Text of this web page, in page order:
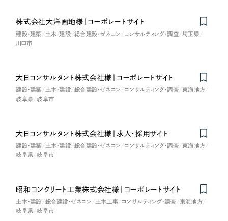
株式会社大洋画地様｜コーポレートサイト
建設・建築 土木・建設 総合建設・ゼネコン コンサルティング・調査
埼玉県
川口市
大日コンサルタント株式会社様｜コーポレートサイト
建設・建築 土木・建設 総合建設・ゼネコン コンサルティング・調査
東海地方
岐阜県
岐阜市
大日コンサルタント株式会社様｜求人・採用サイト
建設・建築 土木・建設 総合建設・ゼネコン コンサルティング・調査
東海地方
岐阜県
岐阜市
昭和コンクリート工業株式会社様｜コーポレートサイト
土木・建設 総合建設・ゼネコン 土木工事 コンサルティング・調査
東海地方
岐阜県
岐阜市